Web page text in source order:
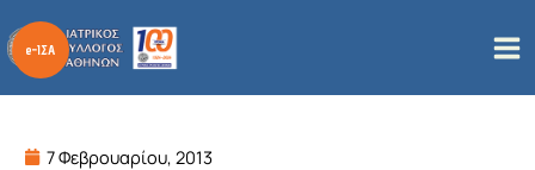
στο
περιεχόμενο
7 Φεβρουαρίου, 2013